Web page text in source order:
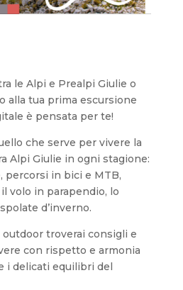
le Alpi e Prealpi Giulie o
alla tua prima escursione
è pensata per te!
che serve per vivere la
Alpi Giulie in ogni stagione:
percorsi in bici e MTB,
volo in parapendio, lo
d’inverno.
troverai consigli e
con rispetto e armonia
i delicati equilibri del